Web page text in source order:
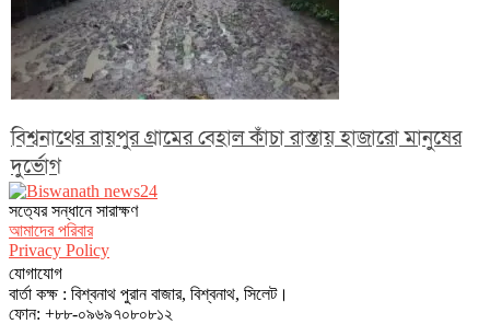
বিশ্বনাথের রায়পুর গ্রামের বেহাল কাঁচা রাস্তায় হাজারো মানুষের
দুর্ভোগ
সত‌্যের সন্ধানে সারাক্ষণ
আমাদের পরিবার
Privacy Policy
যোগাযোগ
বার্তা কক্ষ : বিশ্বনাথ পুরান বাজার, বিশ্বনাথ, সিলেট।
ফোন: +৮৮-০৯৬৯৭০৮০৮১২